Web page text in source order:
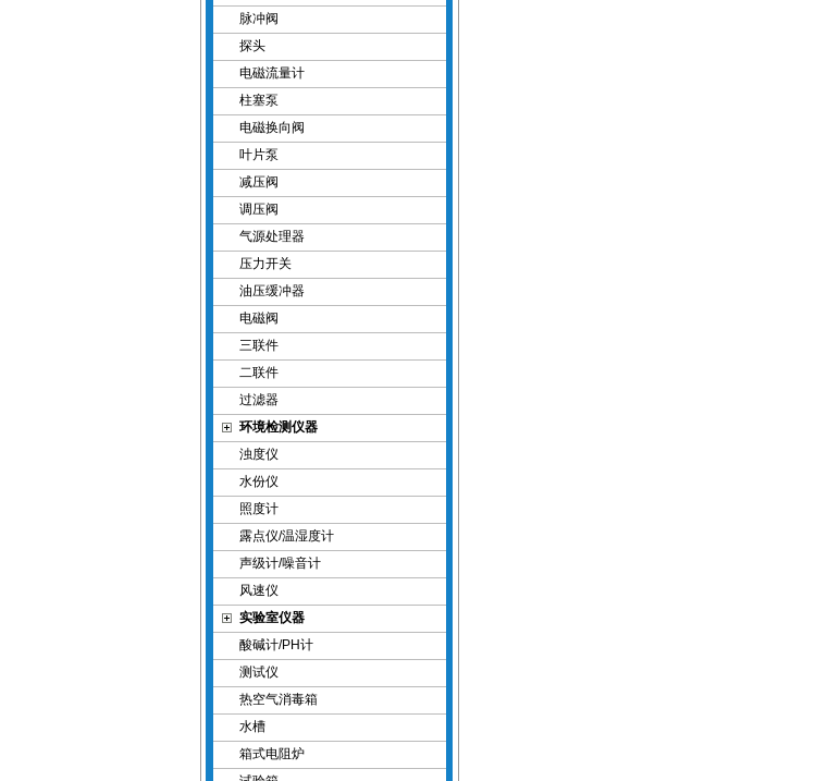
脉冲阀
探头
电磁流量计
柱塞泵
电磁换向阀
叶片泵
减压阀
调压阀
气源处理器
压力开关
油压缓冲器
电磁阀
三联件
二联件
过滤器
环境检测仪器
浊度仪
水份仪
照度计
露点仪/温湿度计
声级计/噪音计
风速仪
实验室仪器
酸碱计/PH计
测试仪
热空气消毒箱
水槽
箱式电阻炉